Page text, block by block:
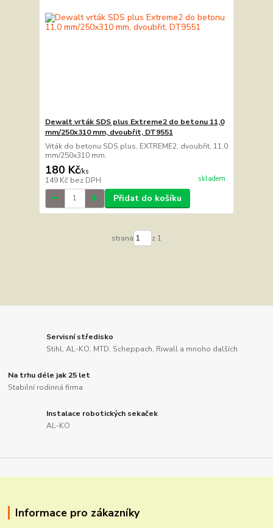
Dewalt vrták SDS plus Extreme2 do betonu 11,0
mm/250x310 mm, dvoubřit, DT9551
Vrták do betonu SDS plus, EXTREME2, dvoubřit, 11,0
mm/250x310 mm.
180 Kč/ks
149 Kč bez DPH skladem
Přidat do košíku
strana z 1
Servisní středisko
Stihl, AL-KO, MTD, Scheppach, Riwall a mnoho dalších
Na trhu déle jak 25 let
Stabilní rodinná firma
Instalace robotických sekaček
AL-KO
Informace pro zákazníky